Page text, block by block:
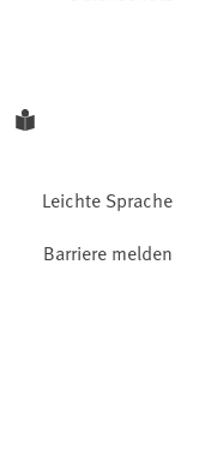
Leichte Sprache
Barriere melden